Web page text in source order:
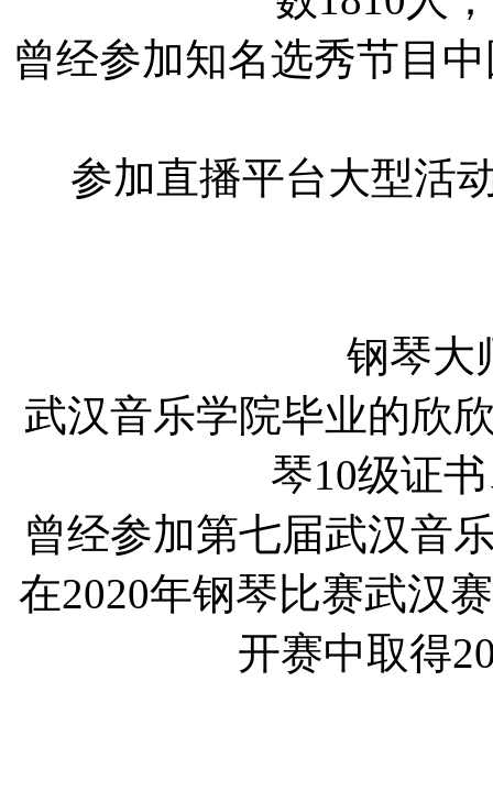
曾经参加知名选秀节目
参加直播平台大型活
钢琴
武汉音乐学院毕业的欣
琴10级证
曾经参加第七届武汉音
在2020年钢琴比赛武汉
开赛中取得